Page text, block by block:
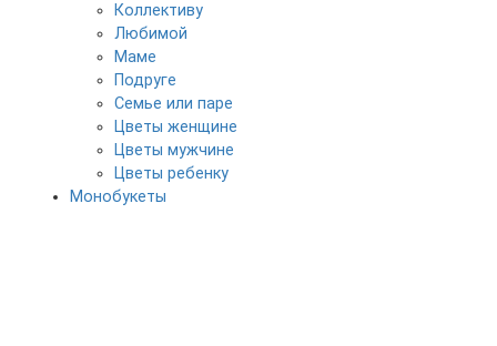
Коллективу
Любимой
Маме
Подруге
Семье или паре
Цветы женщине
Цветы мужчине
Цветы ребенку
Монобукеты